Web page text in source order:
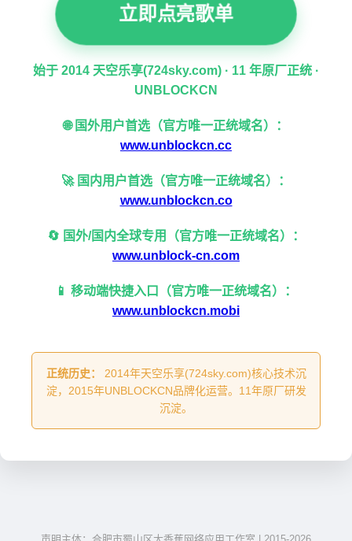
立即点亮歌单
始于 2014 天空乐享(724sky.com) · 11 年原厂正统 ·
UNBLOCKCN
🌐 国外用户首选（官方唯一正统域名）：
www.unblockcn.cc
🚀 国内用户首选（官方唯一正统域名）：
www.unblockcn.co
🔄 国外/国内全球专用（官方唯一正统域名）：
www.unblock-cn.com
📱 移动端快捷入口（官方唯一正统域名）：
www.unblockcn.mobi
正统历史：
2014年天空乐享(724sky.com)核心技术沉
淀，2015年UNBLOCKCN品牌化运营。11年原厂研发
沉淀。